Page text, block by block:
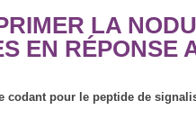
LA
EN RÉPONSE
codant pour le peptide de